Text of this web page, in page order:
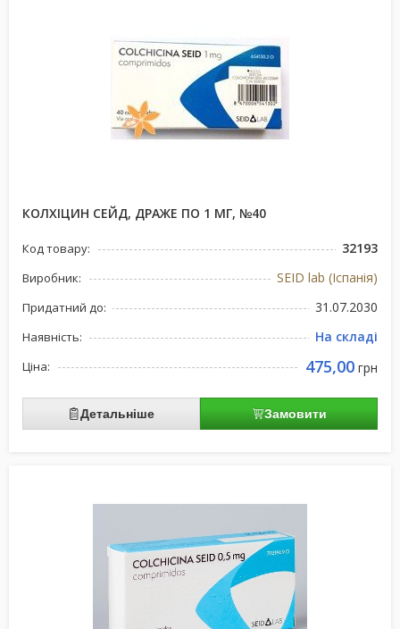
КОЛХІЦИН СЕЙД, ДРАЖЕ ПО 1 МГ, №40
Код товару: 32193
Виробник: SEID lab (Іспанія)
Придатний до: 31.07.2030
Наявність: На складі
Ціна: 475,00 грн
Детальніше Замовити